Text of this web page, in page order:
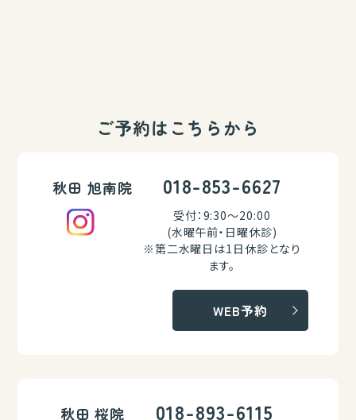
ご予約はこちらから
秋田 旭南院 018-853-6627
受付：9:30～20:00
(水曜午前・日曜休診)
※第二水曜日は1日休診となり
ます。
WEB予約
秋田 桜院 018-893-6115